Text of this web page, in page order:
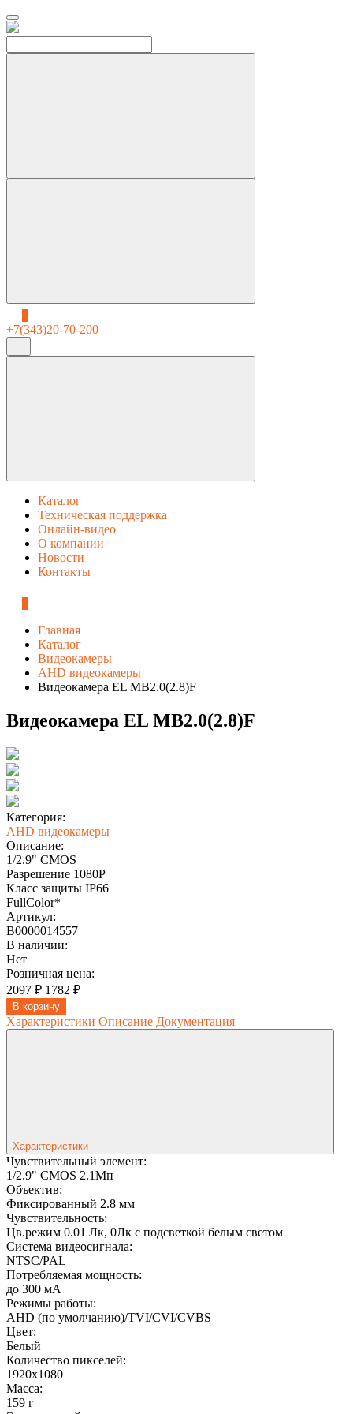
+7(343)20-70-200
Каталог
Техническая поддержка
Онлайн-видео
О компании
Новости
Контакты
Главная
Каталог
Видеокамеры
AHD видеокамеры
Видеокамера EL MB2.0(2.8)F
Видеокамера EL MB2.0(2.8)F
Категория:
AHD видеокамеры
Описание:
1/2.9" CMOS
Разрешение 1080P
Класс защиты IP66
FullColor*
Артикул:
В0000014557
В наличии:
Нет
Розничная цена:
2097 ₽ 1782 ₽
В корзину
Характеристики Описание Документация
Характеристики
Чувствительный элемент:
1/2.9" CMOS 2.1Мп
Объектив:
Фиксированный 2.8 мм
Чувствительность:
Цв.режим 0.01 Лк, 0Лк с подсветкой белым светом
Система видеосигнала:
NTSC/PAL
Потребляемая мощность:
до 300 мА
Режимы работы:
AHD (по умолчанию)/TVI/CVI/CVBS
Цвет:
Белый
Количество пикселей:
1920x1080
Масса:
159 г